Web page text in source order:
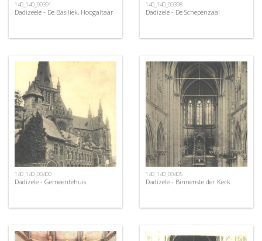
140_140_00391
Dadizeele - De Basiliek, Hoogaltaar
140_140_00398
Dadizele - De Schepenzaal
140_140_00400
Dadizele - Gemeentehuis
140_140_00405
Dadizele - Binnenste der Kerk